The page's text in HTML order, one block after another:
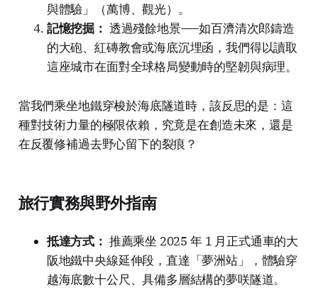
與體驗」（萬博、觀光）。
記憶挖掘： 透過殘餘地景——如百濟清次郎鑄造
的大砲、紅磚教會或海底沉埋函，我們得以讀取
這座城市在面對全球格局變動時的堅韌與病理。
當我們乘坐地鐵穿梭於海底隧道時，該反思的是：這
種對技術力量的極限依賴，究竟是在創造未來，還是
在反覆修補過去野心留下的裂痕？
旅行實務與野外指南
抵達方式： 推薦乘坐 2025 年 1 月正式通車的大
阪地鐵中央線延伸段，直達「夢洲站」，體驗穿
越海底數十公尺、具備多層結構的夢咲隧道。